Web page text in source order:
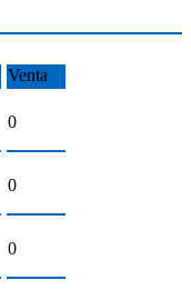
Venta
0
0
0